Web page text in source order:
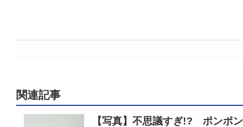
関連記事
【写真】不思議すぎ!? ポンポン